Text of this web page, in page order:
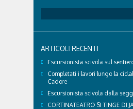
per:
ARTICOLI RECENTI
Escursionista scivola sul
Completati i lavori lungo la
Cadore
Escursionista scivola dalla
CORTINATEATRO SI TINGE DI